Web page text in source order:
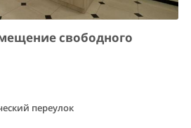
свободного
переулок